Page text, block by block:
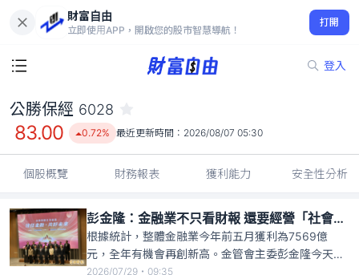
財富自由
立即使用APP，開啟您的股市智慧導航！
打開
登入
83.00
0.72%
公勝保經 6028
83.00 0.72% 最近更新時間： 2026/08/07 05:30
個股概覽 財務報表 獲利能力 安全性分析
彭金隆：金融業不只看財報 還要經營「社會信任淨值」
根據統計，整體金融業今年前五月獲利為7569億
元，全年有機會再創新高。金管會主委彭金隆今天
（29日）出席一場論壇，他致詞表示，金管會積極推
2026/07/29・09:35